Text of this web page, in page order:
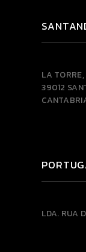
LA
39012
LDA. RUA